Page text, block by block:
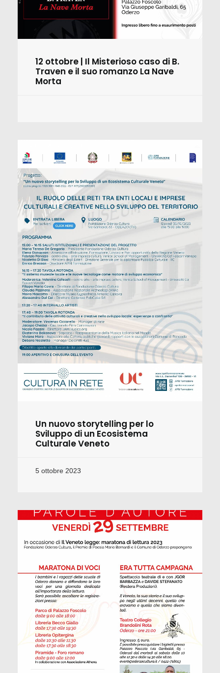
12 ottobre | Il Misterioso caso di B.
Traven e il suo romanzo La Nave
Morta
Un nuovo storytelling per lo
Sviluppo di un Ecosistema
Culturale Veneto
5 ottobre 2023